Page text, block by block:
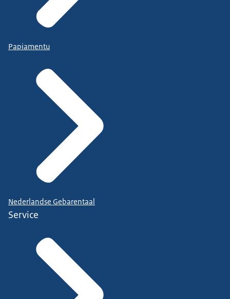
Papiamentu
Nederlandse Gebarentaal
Service